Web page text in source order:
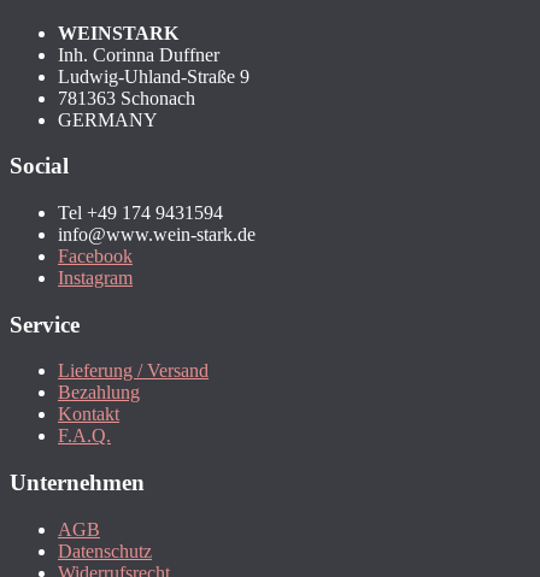
WEINSTARK
Inh. Corinna Duffner
Ludwig-Uhland-Straße 9
781363 Schonach
GERMANY
Social
Tel +49 174 9431594
info@www.wein-stark.de
Facebook
Instagram
Service
Lieferung / Versand
Bezahlung
Kontakt
F.A.Q.
Unternehmen
AGB
Datenschutz
Widerrufsrecht